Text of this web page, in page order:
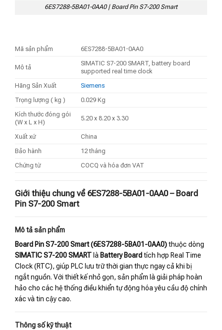
6ES7288-5BA01-0AA0 | Board Pin S7-200 Smart
Mã sản phẩm 6ES7288-5BA01-0AA0
Mô tả
SIMATIC S7-200 SMART, battery board
supported real time clock
Hãng Sản Xuất
Siemens
Trọng lượng ( kg )
0.029 Kg
Kích thước đóng gói
(W x L x H)
5.20 x 8.20 x 3.30
Xuất xứ
China
Bảo hành
12 tháng
Chứng từ
COCQ và hóa đơn VAT
Giới thiệu chung về 6ES7288-5BA01-0AA0 – Board
Pin S7-200 Smart
Mô tả sản phẩm
Board Pin S7-200 Smart (6ES7288-5BA01-0AA0)thuộc dòng
SIMATIC S7-200 SMART là Battery Board tích hợp Real Time
Clock (RTC), giúp PLC lưu trữ thời gian thực ngay cả khi bị
ngắt nguồn. Với thiết kế nhỏ gọn, sản phẩm là giải pháp hoàn
hảo cho các hệ thống điều khiển tự động hóa yêu cầu độ chính
xác và tin cậy cao.
Thông số kỹ thuật